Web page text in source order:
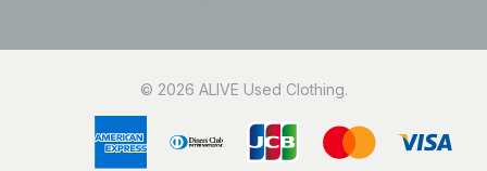
© 2026 ALIVE Used Clothing.